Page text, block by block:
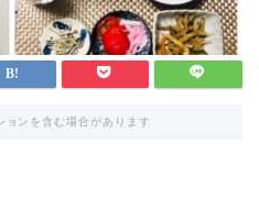
ョンを含む場合があります